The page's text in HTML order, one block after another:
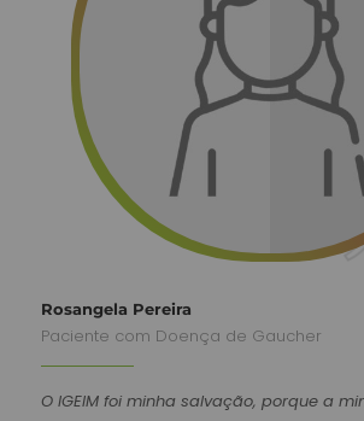
Rosangela Pereira
Paciente com Doença de Gaucher
O IGEIM foi minha salvação, porque a